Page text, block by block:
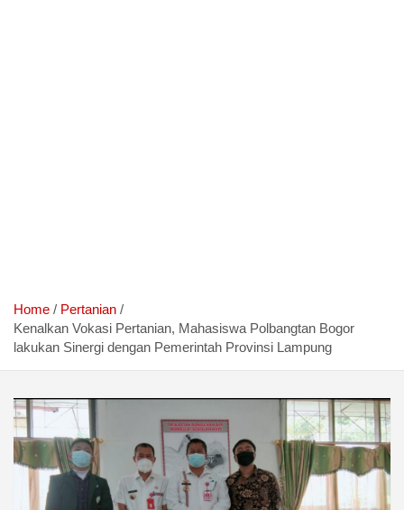
Home
Pertanian
Kenalkan Vokasi Pertanian, Mahasiswa Polbangtan Bogor
lakukan Sinergi dengan Pemerintah Provinsi Lampung